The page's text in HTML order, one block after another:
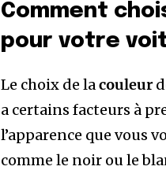
Comment
pour votre
Le choix de lacouleur
a certains facteurs à
l’apparence que vous
comme le noir ou le